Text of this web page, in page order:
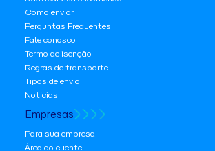
Como enviar
Perguntas Frequentes
Fale conosco
Termo de isenção
Regras de transporte
Tipos de envio
Notícias
Empresas
Para sua empresa
Área do cliente